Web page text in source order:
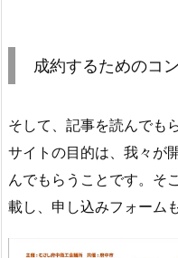
成約するためのコ
そして、記事を読んでも
サイトの目的は、我々が
んでもらうことです。そ
載し、申し込みフォーム